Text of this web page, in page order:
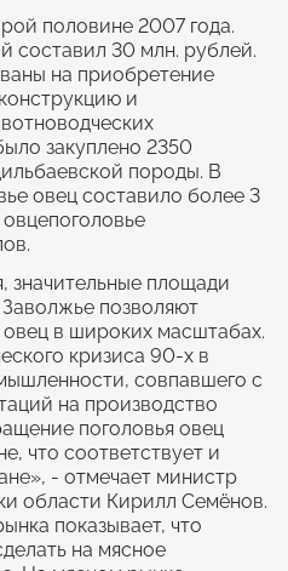
половине 2007 года.
составил 30 млн. рублей.
на приобретение
и
закуплено 2350
породы. В
овец составило более 3
значительные площади
позволяют
в широких масштабах.
кризиса 90-х в
совпавшего с
на производство
поголовья овец
что соответствует и
- отмечает министр
области Кирилл Семёнов.
показывает, что
на мясное